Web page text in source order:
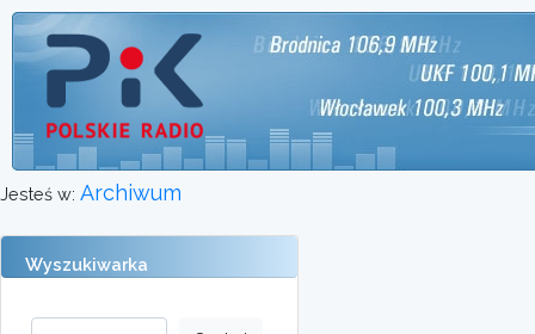
Jesteś w: Archiwum
Wyszukiwarka